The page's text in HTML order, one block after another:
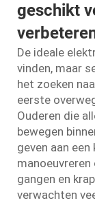
geschikt
De ideale
vinden, maar
het zoeken
eerste
Ouderen die
bewegen
geven aan
gangen en
verwachten